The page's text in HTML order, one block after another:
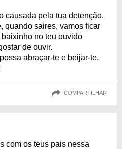
causada pela tua detenção.
quando saires, vamos ficar
no teu ouvido
de ouvir.
abraçar-te e beijar-te.
COMPARTILHAR
com os teus pais nessa